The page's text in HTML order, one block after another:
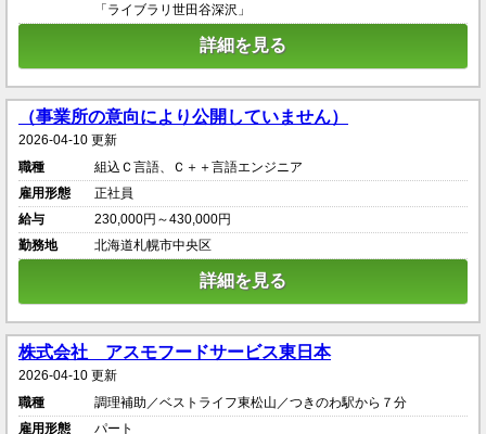
「ライブラリ世田谷深沢」
詳細を見る
（事業所の意向により公開していません）
2026-04-10 更新
職種
組込Ｃ言語、Ｃ＋＋言語エンジニア
雇用形態
正社員
給与
230,000円～430,000円
勤務地
北海道札幌市中央区
詳細を見る
株式会社 アスモフードサービス東日本
2026-04-10 更新
職種
調理補助／ベストライフ東松山／つきのわ駅から７分
雇用形態
パート